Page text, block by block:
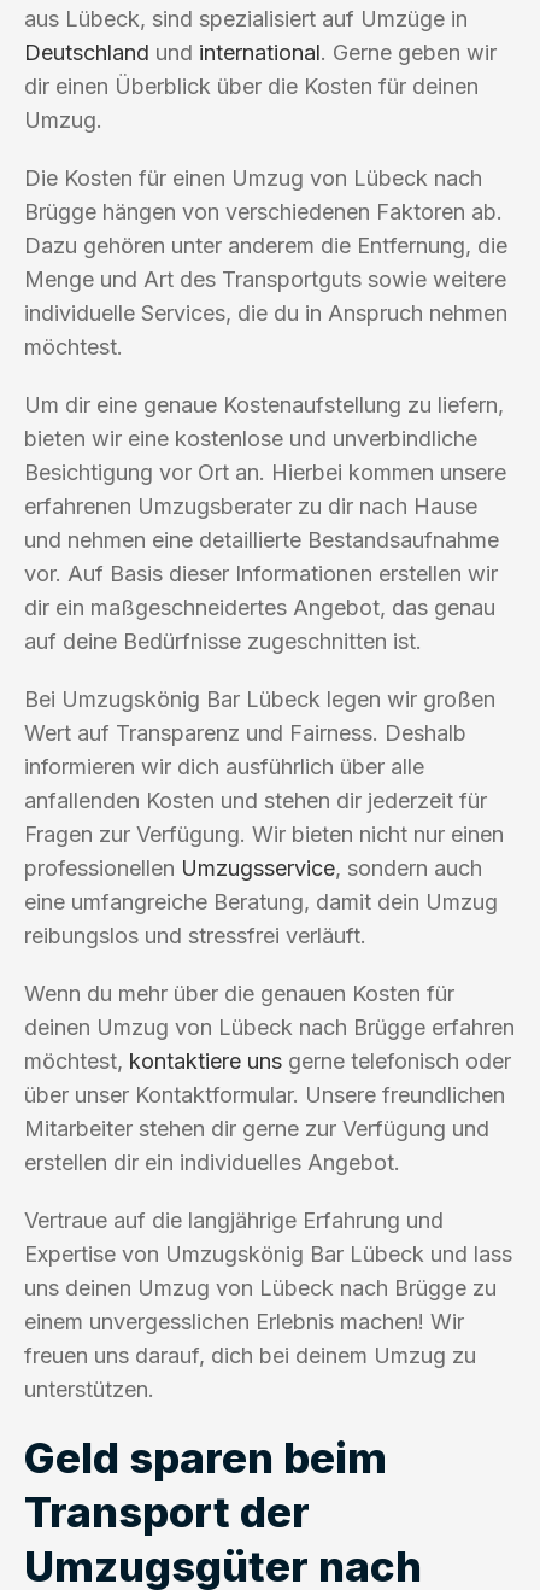
aus Lübeck, sind spezialisiert auf Umzüge in
Deutschland und international. Gerne geben wir
dir einen Überblick über die Kosten für deinen
Umzug.
Die Kosten für einen Umzug von Lübeck nach
Brügge hängen von verschiedenen Faktoren ab.
Dazu gehören unter anderem die Entfernung, die
Menge und Art des Transportguts sowie weitere
individuelle Services, die du in Anspruch nehmen
möchtest.
Um dir eine genaue Kostenaufstellung zu liefern,
bieten wir eine kostenlose und unverbindliche
Besichtigung vor Ort an. Hierbei kommen unsere
erfahrenen Umzugsberater zu dir nach Hause
und nehmen eine detaillierte Bestandsaufnahme
vor. Auf Basis dieser Informationen erstellen wir
dir ein maßgeschneidertes Angebot, das genau
auf deine Bedürfnisse zugeschnitten ist.
Bei Umzugskönig Bar Lübeck legen wir großen
Wert auf Transparenz und Fairness. Deshalb
informieren wir dich ausführlich über alle
anfallenden Kosten und stehen dir jederzeit für
Fragen zur Verfügung. Wir bieten nicht nur einen
professionellen Umzugsservice, sondern auch
eine umfangreiche Beratung, damit dein Umzug
reibungslos und stressfrei verläuft.
Wenn du mehr über die genauen Kosten für
deinen Umzug von Lübeck nach Brügge erfahren
möchtest, kontaktiere uns gerne telefonisch oder
über unser Kontaktformular. Unsere freundlichen
Mitarbeiter stehen dir gerne zur Verfügung und
erstellen dir ein individuelles Angebot.
Vertraue auf die langjährige Erfahrung und
Expertise von Umzugskönig Bar Lübeck und lass
uns deinen Umzug von Lübeck nach Brügge zu
einem unvergesslichen Erlebnis machen! Wir
freuen uns darauf, dich bei deinem Umzug zu
unterstützen.
Geld sparen beim
Transport der
Umzugsgüter nach